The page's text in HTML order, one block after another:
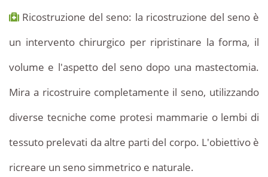
Ricostruzione del seno: la ricostruzione del seno è
un intervento chirurgico per ripristinare la forma, il
volume e l'aspetto del seno dopo una mastectomia.
Mira a ricostruire completamente il seno, utilizzando
diverse tecniche come protesi mammarie o lembi di
tessuto prelevati da altre parti del corpo. L'obiettivo è
ricreare un seno simmetrico e naturale.